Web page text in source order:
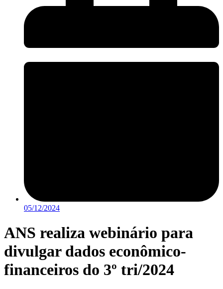
05/12/2024
ANS realiza webinário para
divulgar dados econômico-
financeiros do 3º tri/2024